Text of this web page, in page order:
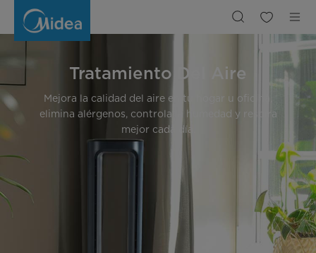
Tratamiento Del Aire
Mejora la calidad del aire en tu hogar u oficina,
elimina alérgenos, controla la humedad y respira
mejor cada día.